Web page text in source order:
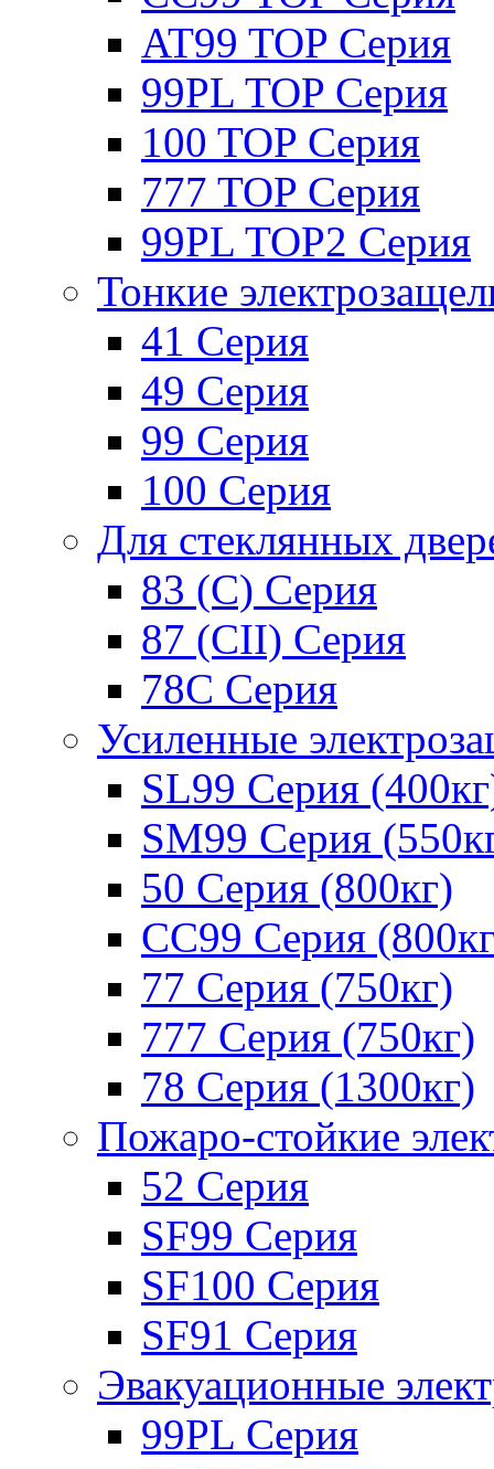
AT99 TOP Серия
99PL TOP Серия
100 TOP Серия
777 TOP Серия
99PL TOP2 Серия
Тонкие
41 Серия
49 Серия
99 Серия
100 Серия
Для стеклянных
83 (C) Серия
87 (CII) Серия
78С Серия
Усиленные
SL99 Серия
SM99 Серия
50 Серия (800кг)
СС99 Серия
77 Серия (750кг)
777 Серия (750кг)
78 Серия (1300кг)
Пожаро-стойкие
52 Серия
SF99 Серия
SF100 Серия
SF91 Серия
Эвакуационные
99PL Серия